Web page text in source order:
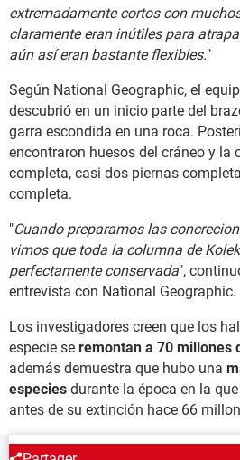
extremadamente cortos con
claramente eran inútiles para
aún así eran bastante flexibles."
Según National Geographic, el
descubrió en un inicio parte del
garra escondida en una roca.
encontraron huesos del cráneo y la
completa, casi dos piernas
completa.
"Cuando preparamos las
vimos que toda la columna de
perfectamente conservada",
entrevista con National Geographic.
Los investigadores creen que los
especie se remontan a 70 millones
además demuestra que hubo una
especies durante la época en la
antes de su extinción hace 66